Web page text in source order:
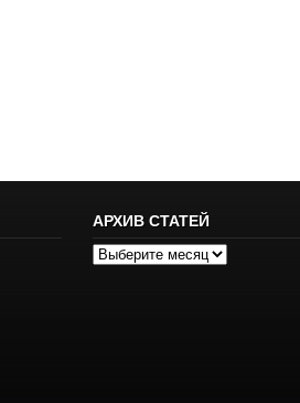
АРХИВ СТАТЕЙ
Архив